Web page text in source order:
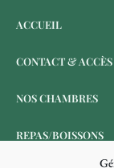
ACCUEIL
CONTACT & ACCÈS
NOS CHAMBRES
REPAS/BOISSONS